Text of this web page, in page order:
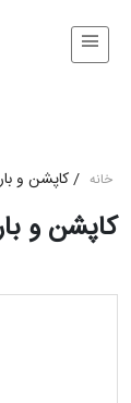
خانه /کاپشن و
کاپشن و